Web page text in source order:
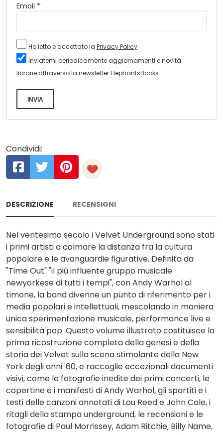
Email *
Ho letto e accettato la Privacy Policy
Inviatemi periodicamente aggiornamenti e novità
librarie attraverso la newsletter ElephantsBooks
INVIA
Condividi:
DESCRIZIONE RECENSIONI
Nel ventesimo secolo i Velvet Underground sono stati
i primi artisti a colmare la distanza fra la cultura
popolare e le avanguardie figurative. Definita da
"Time Out" "il più influente gruppo musicale
newyorkese di tutti i tempi", con Andy Warhol al
timone, la band divenne un punto di riferimento per i
media popolari e intellettuali, mescolando in maniera
unica sperimentazione musicale, performance live e
sensibilità pop. Questo volume illustrato costituisce la
prima ricostruzione completa della genesi e della
storia dei Velvet sulla scena stimolante della New
York degli anni '60, e raccoglie eccezionali documenti
visivi, come le fotografie inedite dei primi concerti, le
copertine e i manifesti di Andy Warhol, gli spartiti e i
testi delle canzoni annotati di Lou Reed e John Cale, i
ritagli della stampa underground, le recensioni e le
fotografie di Paul Morrissey, Adam Ritchie, Billy Name,